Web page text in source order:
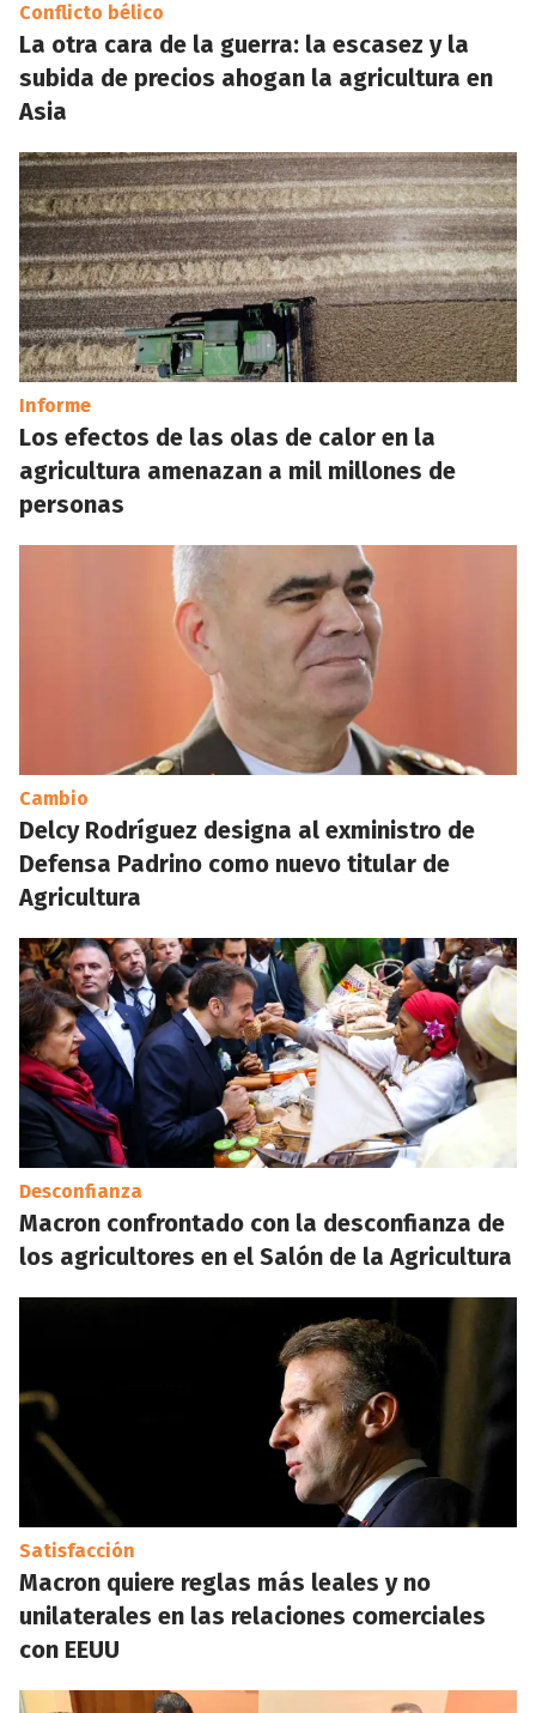
Conflicto bélico
La otra cara de la guerra: la escasez y la
subida de precios ahogan la agricultura en
Asia
Informe
Los efectos de las olas de calor en la
agricultura amenazan a mil millones de
personas
Cambio
Delcy Rodríguez designa al exministro de
Defensa Padrino como nuevo titular de
Agricultura
Desconfianza
Macron confrontado con la desconfianza de
los agricultores en el Salón de la Agricultura
Satisfacción
Macron quiere reglas más leales y no
unilaterales en las relaciones comerciales
con EEUU